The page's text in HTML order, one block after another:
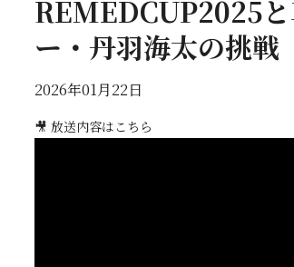
REMEDCUP2025
ー・丹羽海太の挑戦
2026年01月22日
🎥 放送内容はこちら